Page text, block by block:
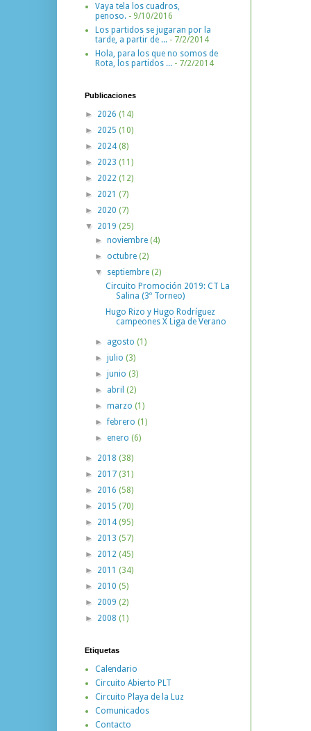
Vaya tela los cuadros,
penoso. - 9/10/2016
Los partidos se jugaran por la
tarde, a partir de ... - 7/2/2014
Hola, para los que no somos de
Rota, los partidos ... - 7/2/2014
Publicaciones
► 2026 (14)
► 2025 (10)
► 2024 (8)
► 2023 (11)
► 2022 (12)
► 2021 (7)
► 2020 (7)
▼ 2019 (25)
►noviembre (4)
► octubre (2)
▼ septiembre (2)
Circuito Promoción 2019: CT La
Salina (3º Torneo)
Hugo Rizo y Hugo Rodríguez
campeones X Liga de Verano
► agosto (1)
►julio (3)
►junio (3)
► abril (2)
►marzo (1)
►febrero (1)
►enero (6)
► 2018 (38)
► 2017 (31)
► 2016 (58)
► 2015 (70)
► 2014 (95)
► 2013 (57)
► 2012 (45)
► 2011 (34)
► 2010 (5)
► 2009 (2)
► 2008 (1)
Etiquetas
Calendario
Circuito Abierto PLT
Circuito Playa de la Luz
Comunicados
Contacto